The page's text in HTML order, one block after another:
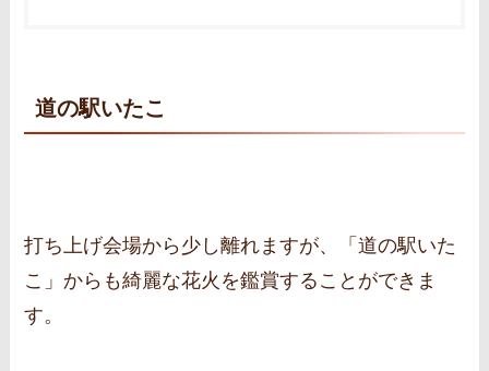
道の駅いたこ
打ち上げ会場から少し離れますが、「道の駅いた
こ」からも綺麗な花火を鑑賞することができま
す。